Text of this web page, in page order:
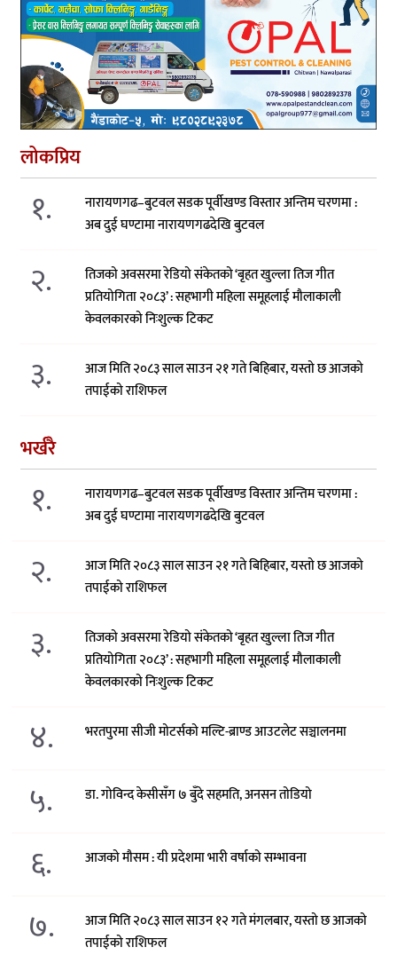
लोकप्रिय
१.
नारायणगढ–बुटवल सडक पूर्वीखण्ड विस्तार अन्तिम चरणमा :
अब दुई घण्टामा नारायणगढदेखि बुटवल
२.
तिजको अवसरमा रेडियो संकेतको ‘बृहत खुल्ला तिज गीत
प्रतियोगिता २०८३’ : सहभागी महिला समूहलाई मौलाकाली
केवलकारको निःशुल्क टिकट
३.
आज मिति २०८३ साल साउन २१ गते बिहिबार, यस्तो छ आजको
तपाईको राशिफल
भर्खरै
१.
नारायणगढ–बुटवल सडक पूर्वीखण्ड विस्तार अन्तिम चरणमा :
अब दुई घण्टामा नारायणगढदेखि बुटवल
२.
आज मिति २०८३ साल साउन २१ गते बिहिबार, यस्तो छ आजको
तपाईको राशिफल
३.
तिजको अवसरमा रेडियो संकेतको ‘बृहत खुल्ला तिज गीत
प्रतियोगिता २०८३’ : सहभागी महिला समूहलाई मौलाकाली
केवलकारको निःशुल्क टिकट
४. भरतपुरमा सीजी मोटर्सको मल्टि-ब्राण्ड आउटलेट सञ्चालनमा
५. डा. गोविन्द केसीसँग ७ बुँदे सहमति, अनसन तोडियो
६. आजको मौसम : यी प्रदेशमा भारी वर्षाको सम्भावना
७.
आज मिति २०८३ साल साउन १२ गते मंगलबार, यस्तो छ आजको
तपाईको राशिफल